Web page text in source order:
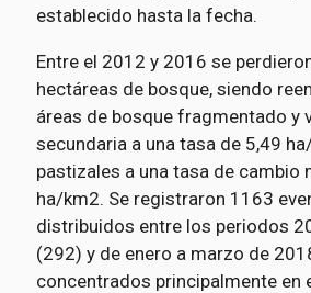
establecido hasta la fecha.
Entre el 2012 y 2016 se
hectáreas de bosque, siendo
áreas de bosque fragmentado y
secundaria a una tasa de 5,49
pastizales a una tasa de cambio
ha/km2. Se registraron 1163
distribuidos entre los periodos
(292) y de enero a marzo de
concentrados principalmente en